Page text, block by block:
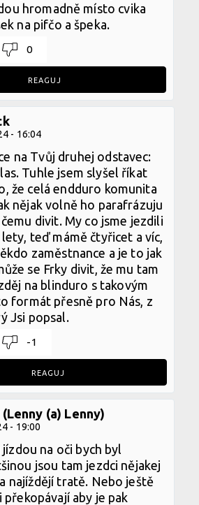
hromadně místo cvika
na pifčo a špeka.
0
REAGUJ
- 16:04
na Tvůj druhej odstavec:
Tuhle jsem slyšel říkat
že celá endduro komunita
nějak volně ho parafrázuju
divit. My co jsme jezdili
teď mámě čtyřicet a víc,
zaměstnance a je to jak
se Frky divit, že mu tam
na blinduro s takovým
formát přesně pro Nás, z
Jsi popsal.
-1
REAGUJ
(a) Lenny)
- 19:00
na oči bych byl
jsou tam jezdci nějakej
najíždějí tratě. Nebo ještě
překopávají aby je pak